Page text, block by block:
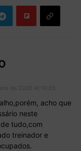
acho que
neste
tudo,com
treinador e